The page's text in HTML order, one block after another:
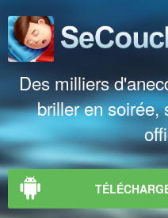
Des milliers
briller en soirée,